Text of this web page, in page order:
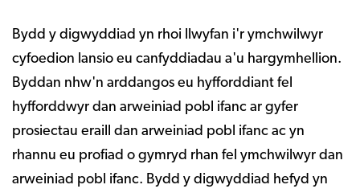
Bydd y digwyddiad yn rhoi llwyfan i'r ymchwilwyr
cyfoedion lansio eu canfyddiadau a'u hargymhellion.
Byddan nhw'n arddangos eu hyfforddiant fel
hyfforddwyr dan arweiniad pobl ifanc ar gyfer
prosiectau eraill dan arweiniad pobl ifanc ac yn
rhannu eu profiad o gymryd rhan fel ymchwilwyr dan
arweiniad pobl ifanc. Bydd y digwyddiad hefyd yn